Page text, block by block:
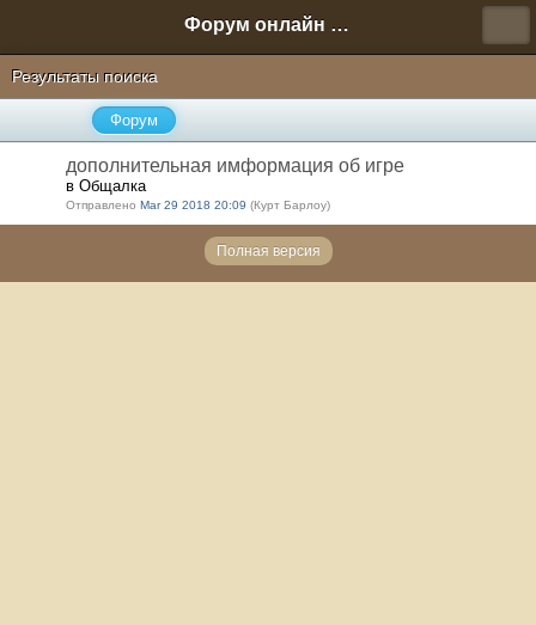
Форум онлайн игры "Новая Эра" (Нюра Биз)
Результаты поиска
Форум
дополнительная имформация об игре
в Общалка
Отправлено Mar 29 2018 20:09 (Курт Барлоу)
Полная версия